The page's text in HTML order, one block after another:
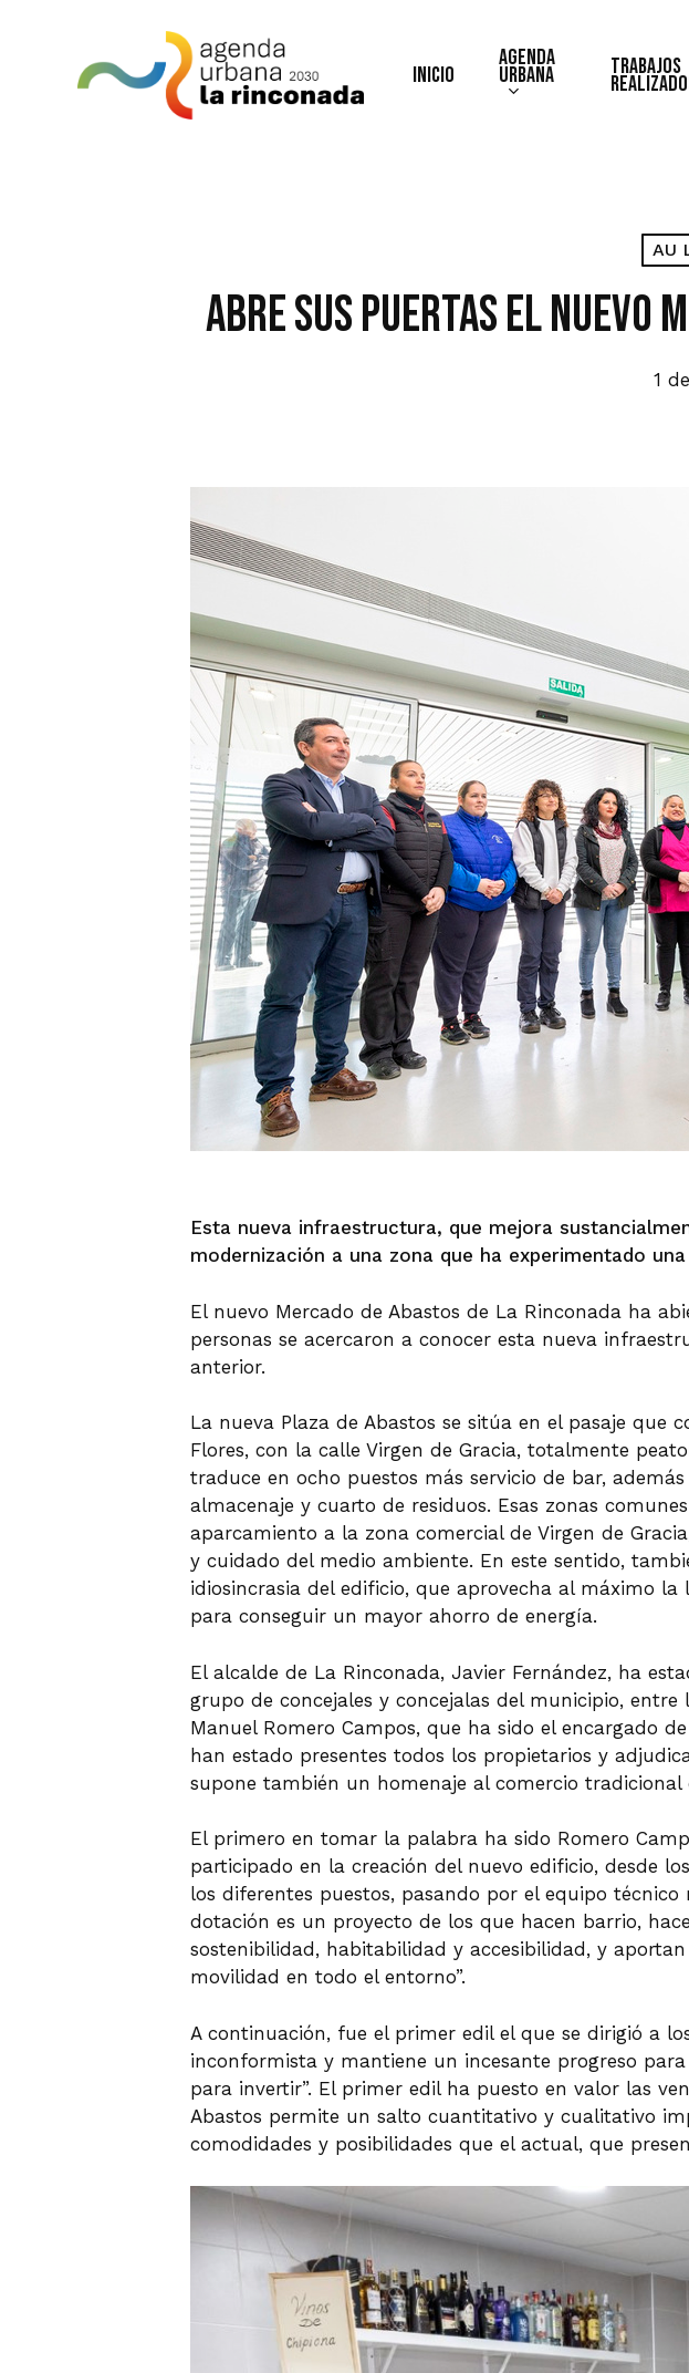
Inicio
Agenda
Urbana Trabajos
AU
Abre sus puertas el nuevo
1
Esta nueva infraestructura, que mejora
modernización a una zona que ha experimentado
El nuevo Mercado de Abastos de La Rinconada ha
personas se acercaron a conocer esta nueva
anterior.
La nueva Plaza de Abastos se sitúa en el pasaje que
Flores, con la calle Virgen de Gracia, totalmente
traduce en ocho puestos más servicio de bar,
almacenaje y cuarto de residuos. Esas zonas
aparcamiento a la zona comercial de Virgen de
y cuidado del medio ambiente. En este sentido,
idiosincrasia del edificio, que aprovecha al máximo
para conseguir un mayor ahorro de energía.
El alcalde de La Rinconada, Javier Fernández, ha
grupo de concejales y concejalas del municipio,
Manuel Romero Campos, que ha sido el encargado
han estado presentes todos los propietarios y
supone también un homenaje al comercio
El primero en tomar la palabra ha sido Romero
participado en la creación del nuevo edificio, desde
los diferentes puestos, pasando por el equipo
dotación es un proyecto de los que hacen barrio,
sostenibilidad, habitabilidad y accesibilidad, y
movilidad en todo el entorno”.
A continuación, fue el primer edil el que se dirigió a
inconformista y mantiene un incesante progreso
para invertir”. El primer edil ha puesto en valor las
Abastos permite un salto cuantitativo y cualitativo
comodidades y posibilidades que el actual, que